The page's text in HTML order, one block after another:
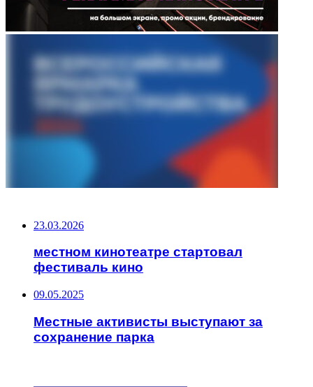
23.03.2026
местном кинотеатре стартовал
фестиваль кино
09.05.2025
Местные активисты выступают за
сохранение парка